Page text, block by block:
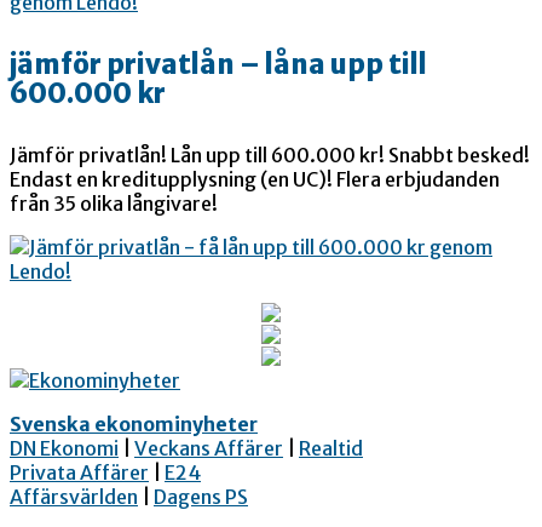
jämför privatlån – låna upp till
600.000 kr
Jämför privatlån! Lån upp till 600.000 kr! Snabbt besked!
Endast en kreditupplysning (en UC)! Flera erbjudanden
från 35 olika långivare!
Svenska ekonominyheter
DN Ekonomi
Veckans Affärer
Realtid
Privata Affärer
E24
Affärsvärlden
Dagens PS